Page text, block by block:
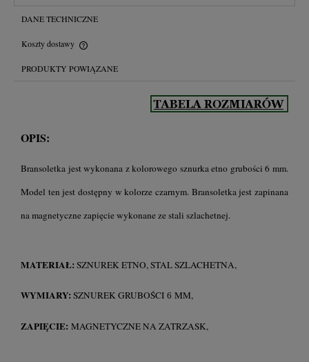
DANE TECHNICZNE
Koszty dostawy
Cena nie zawiera ewentualnych kosztów płatności
PRODUKTY POWIĄZANE
OPIS:
Bransoletka jest wykonana z kolorowego sznurka etno grubości 6 mm.
Model ten jest dostępny w kolorze czarnym. Bransoletka jest zapinana
na magnetyczne zapięcie wykonane ze stali szlachetnej.
MATERIAŁ: SZNUREK ETNO, STAL SZLACHETNA,
WYMIARY: SZNUREKGRUBOŚCI 6 MM,
ZAPIĘCIE: MAGNETYCZNE NA ZATRZASK,